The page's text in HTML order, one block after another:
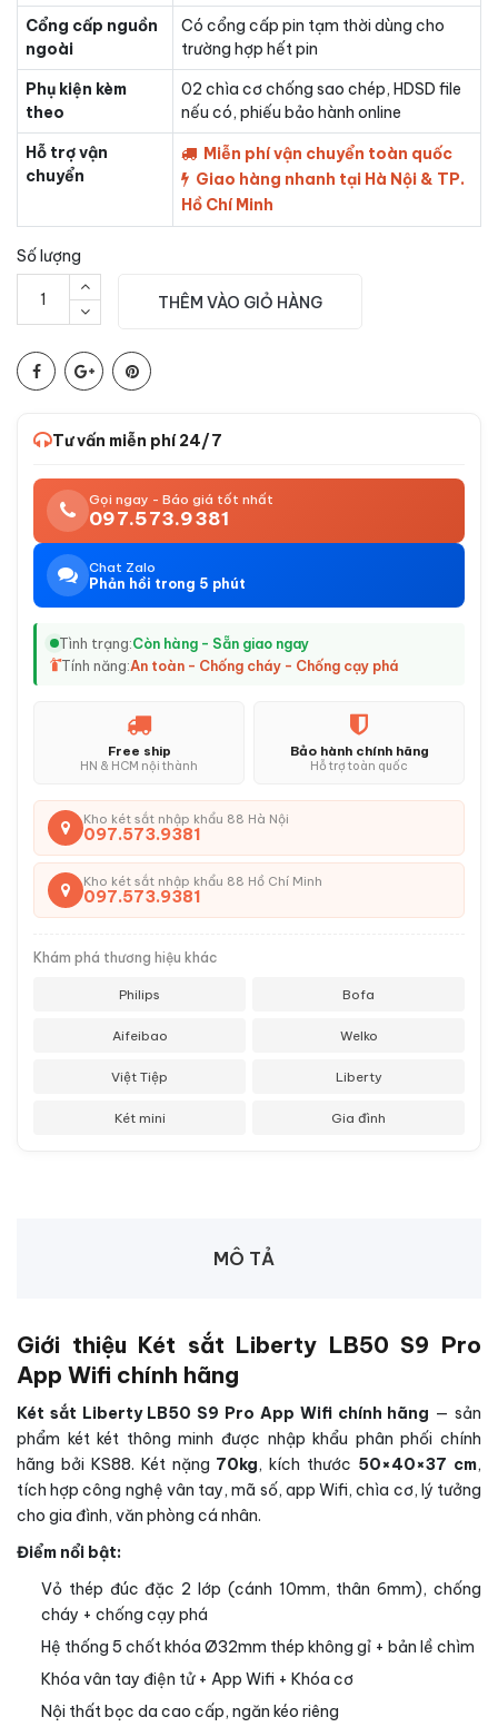
Cổng cấp nguồn
ngoài
Có cổng cấp pin tạm thời dùng cho
trường hợp hết pin
Phụ kiện kèm
theo
02 chìa cơ chống sao chép, HDSD file
nếu có, phiếu bảo hành online
Hỗ trợ vận
chuyển
Miễn phí vận chuyển toàn quốc
Giao hàng nhanh tại Hà Nội & TP.
Hồ Chí Minh
Số lượng
THÊM VÀO GIỎ HÀNG
Tư vấn miễn phí 24/7
Gọi ngay - Báo giá tốt nhất
097.573.9381
Chat Zalo
Phản hồi trong 5 phút
Tình trạng:Còn hàng - Sẵn giao ngay
Tính năng:An toàn - Chống cháy - Chống cạy phá
Free ship
HN & HCM nội thành
Bảo hành chính hãng
Hỗ trợ toàn quốc
Kho két sắt nhập khẩu 88 Hà Nội
097.573.9381
Kho két sắt nhập khẩu 88 Hồ Chí Minh
097.573.9381
Khám phá thương hiệu khác
Philips Bofa
Aifeibao Welko
Việt Tiệp Liberty
Két mini Gia đình
MÔ TẢ
Giới thiệu Két sắt Liberty LB50 S9 Pro
App Wifi chính hãng
Két sắt Liberty LB50 S9 Pro App Wifi chính hãng — sản
phẩm két két thông minh được nhập khẩu phân phối chính
hãng bởi KS88. Két nặng 70kg, kích thước 50×40×37 cm,
tích hợp công nghệ vân tay, mã số, app Wifi, chìa cơ, lý tưởng
cho gia đình, văn phòng cá nhân.
Điểm nổi bật:
Vỏ thép đúc đặc 2 lớp (cánh 10mm, thân 6mm), chống
cháy + chống cạy phá
Hệ thống 5 chốt khóa Ø32mm thép không gỉ + bản lề chìm
Khóa vân tay điện tử + App Wifi + Khóa cơ
Nội thất bọc da cao cấp, ngăn kéo riêng